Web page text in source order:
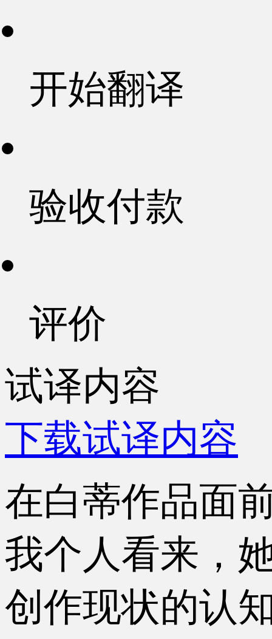
开始翻译
验收付款
评价
试译内容
下载试译内容
在白蒂作品面
我个人看来，
创作现状的认